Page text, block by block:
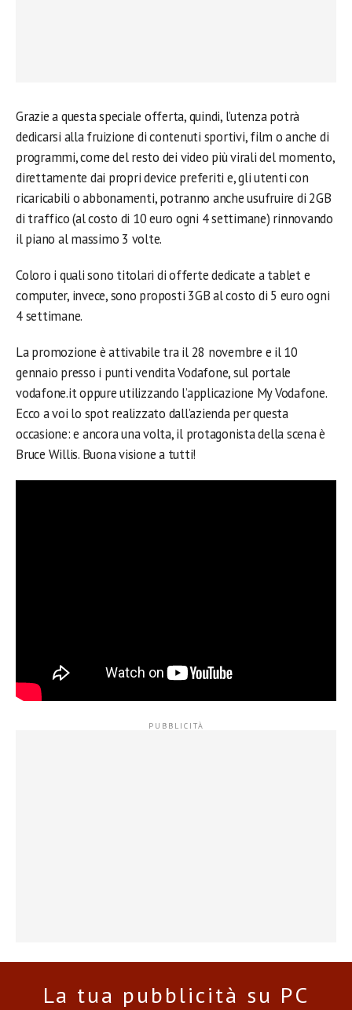
Grazie a questa speciale offerta, quindi, l’utenza potrà
dedicarsi alla fruizione di contenuti sportivi, film o anche di
programmi, come del resto dei video più virali del momento,
direttamente dai propri device preferiti e, gli utenti con
ricaricabili o abbonamenti, potranno anche usufruire di 2GB
di traffico (al costo di 10 euro ogni 4 settimane) rinnovando
il piano al massimo 3 volte.
Coloro i quali sono titolari di offerte dedicate a tablet e
computer, invece, sono proposti 3GB al costo di 5 euro ogni
4 settimane.
La promozione è attivabile tra il 28 novembre e il 10
gennaio presso i punti vendita Vodafone, sul portale
vodafone.it oppure utilizzando l’applicazione My Vodafone.
Ecco a voi lo spot realizzato dall’azienda per questa
occasione: e ancora una volta, il protagonista della scena è
Bruce Willis. Buona visione a tutti!
La tua pubblicità su PC